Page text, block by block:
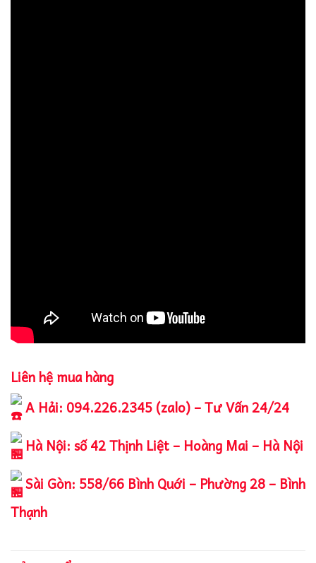
Liên hệ mua hàng
A Hải: 094.226.2345 (zalo) – Tư Vấn 24/24
Hà Nội: số 42 Thịnh Liệt – Hoàng Mai – Hà Nội
Sài Gòn: 558/66 Bình Quới – Phường 28 – Bình
Thạnh